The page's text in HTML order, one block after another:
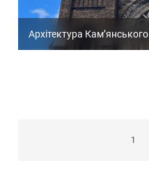
Архітектура Кам’янського
1